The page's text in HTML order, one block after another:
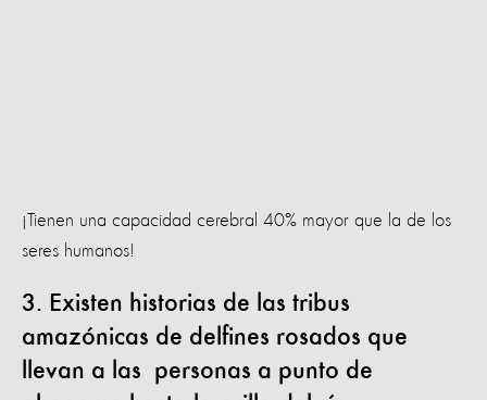
¡Tienen una capacidad cerebral 40% mayor que la de los
seres humanos!
3. Existen historias de las tribus
amazónicas de delfines rosados que
llevan a las personas a punto de